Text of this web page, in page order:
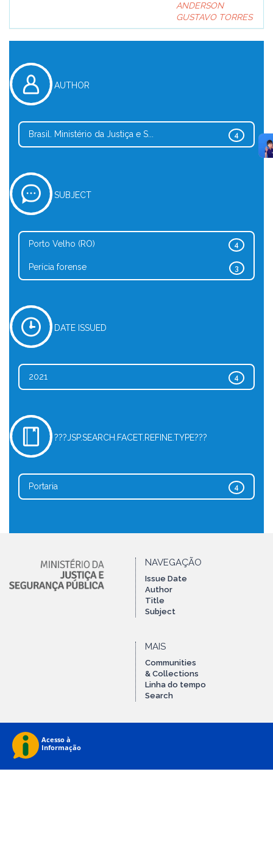
ANDERSON
GUSTAVO TORRES
AUTHOR
4
Brasil. Ministério da Justiça e S...
SUBJECT
4
Porto Velho (RO)
3
Perícia forense
DATE ISSUED
4
2021
???JSP.SEARCH.FACET.REFINE.TYPE???
4
Portaria
NAVEGAÇÃO
Issue Date
Author
Title
Subject
MAIS
Communities
& Collections
Linha do tempo
Search